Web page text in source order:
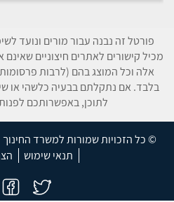
פורטל זה נבנה עבור מורים ונועד
מכיל קישורים לאתרים חיצוניים
אלה וכל המוצג בהם (לרבות
בלבד. אם נתקלתם בבעיה כלשהי או
לתוכן, באפשרותכם לפנות
© כל הזכויות שמורות למשרד החינוך
תנאי שימוש